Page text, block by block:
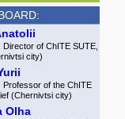
of ChITE SUTE,
city)
Professor of the ChITE
(Chernivtsi city)
Olha